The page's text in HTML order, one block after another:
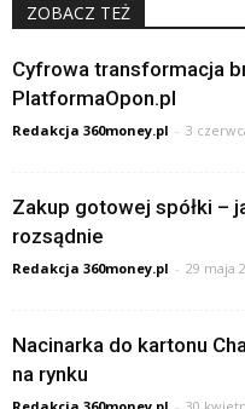
ZOBACZ TEŻ
Cyfrowa transformacja
PlatformaOpon.pl
Redakcja 360money.pl - 3
Zakup gotowej spółki –
rozsądnie
Redakcja 360money.pl - 29 maja
Nacinarka do kartonu
na rynku